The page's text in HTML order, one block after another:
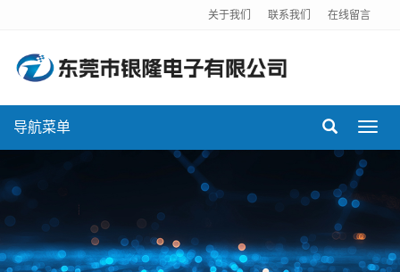
关于我们 联系我们 在线留言
导航菜单